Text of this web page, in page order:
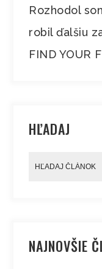
Rozhodol
robil ďalšiu
FIND YOUR
HĽADAJ
NAJNOVŠIE